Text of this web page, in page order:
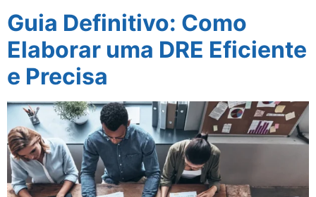
Guia Definitivo: Como
Elaborar uma DRE Eficiente
e Precisa